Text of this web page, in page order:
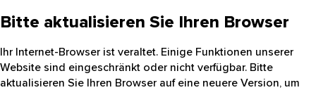
Bitte aktualisieren Sie Ihren Browser
Ihr Internet-Browser ist veraltet. Einige Funktionen unserer
Website sind eingeschränkt oder nicht verfügbar. Bitte
aktualisieren Sie Ihren Browser auf eine neuere Version, um